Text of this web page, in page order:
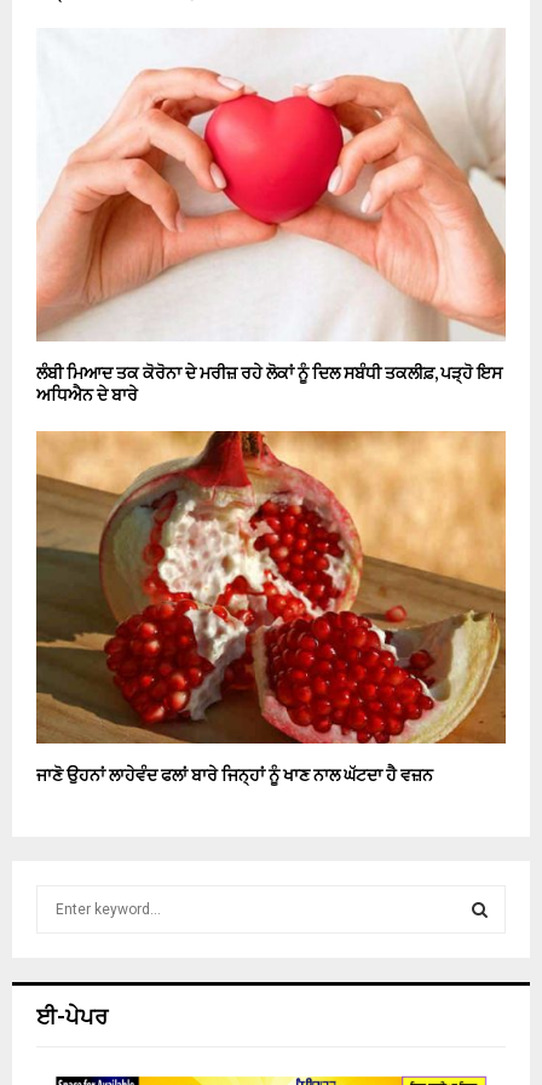
ਲੰਬੀ ਮਿਆਦ ਤਕ ਕੋਰੋਨਾ ਦੇ ਮਰੀਜ਼ ਰਹੇ ਲੋਕਾਂ ਨੂੰ ਦਿਲ ਸਬੰਧੀ ਤਕਲੀਫ਼, ਪੜ੍ਹੋ ਇਸ
ਅਧਿਐਨ ਦੇ ਬਾਰੇ
ਜਾਣੋ ਉਹਨਾਂ ਲਾਹੇਵੰਦ ਫਲਾਂ ਬਾਰੇ ਜਿਨ੍ਹਾਂ ਨੂੰ ਖਾਣ ਨਾਲ ਘੱਟਦਾ ਹੈ ਵਜ਼ਨ
h
ਈ-ਪੇਪਰ